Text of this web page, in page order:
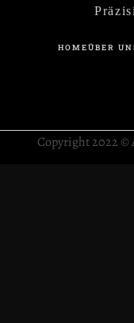
HOMEÜBER
Copyright 2022 ©